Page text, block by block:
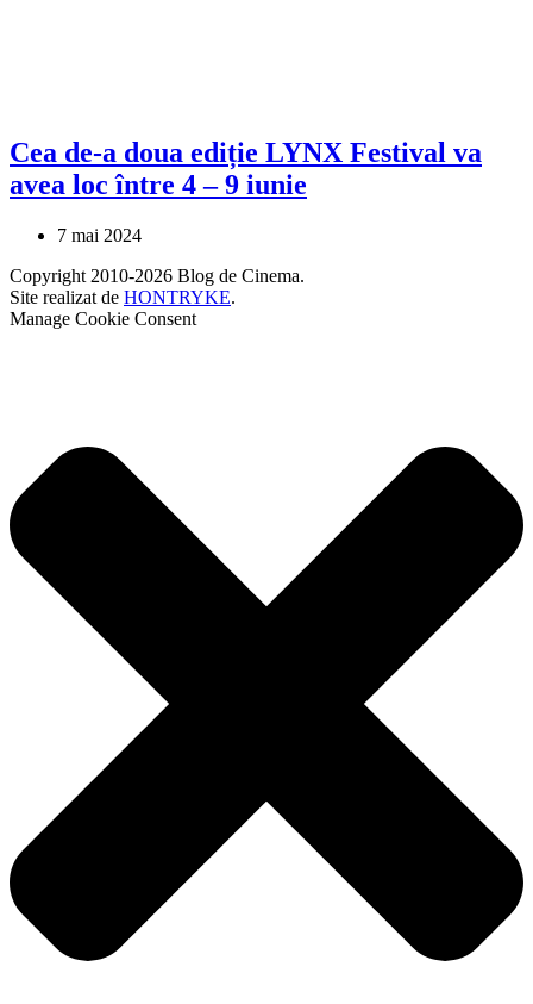
Cea de-a doua ediție LYNX Festival va
avea loc între 4 – 9 iunie
7 mai 2024
Copyright 2010-2026 Blog de Cinema.
Site realizat de HONTRYKE.
Manage Cookie Consent